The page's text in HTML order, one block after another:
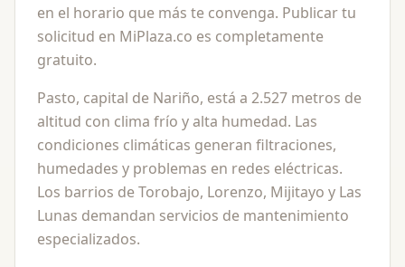
en el horario que más te convenga. Publicar tu
solicitud en MiPlaza.co es completamente
gratuito.
Pasto, capital de Nariño, está a 2.527 metros de
altitud con clima frío y alta humedad. Las
condiciones climáticas generan filtraciones,
humedades y problemas en redes eléctricas.
Los barrios de Torobajo, Lorenzo, Mijitayo y Las
Lunas demandan servicios de mantenimiento
especializados.